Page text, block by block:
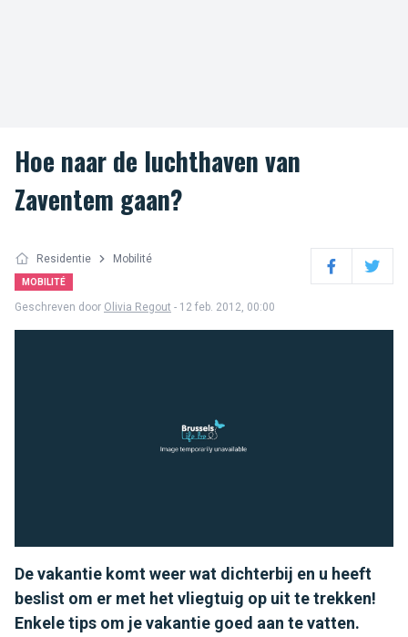
Hoe naar de luchthaven van
Zaventem gaan?
Residentie Mobilité
MOBILITÉ FacebookTwitter
Geschreven door Olivia Regout - 12 feb. 2012, 00:00
De vakantie komt weer wat dichterbij en u heeft
beslist om er met het vliegtuig op uit te trekken!
Enkele tips om je vakantie goed aan te vatten.